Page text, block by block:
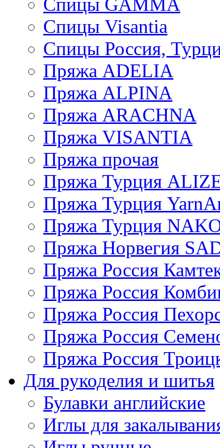
Спицы Visantia
Спицы Россия,
Пряжа ADELIA
Пряжа ALPINA
Пряжа ARACHNA
Пряжа VISANTIA
Пряжа прочая
Пряжа Турция
Пряжа Турция
Пряжа Турция
Пряжа Норвегия
Пряжа Россия
Пряжа Россия
Пряжа Россия
Пряжа Россия
Пряжа Россия
Для рукоделия и шитья
Булавки английские
Иглы для